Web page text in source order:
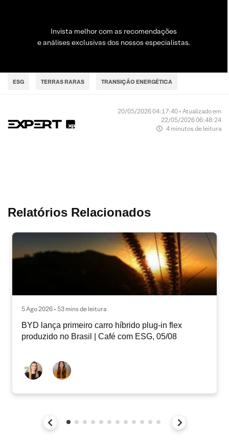
Invista melhor com as recomendações
e análises exclusivas dos nossos especialistas.
ESG TERRAS RARAS TRANSIÇÃO ENERGÉTICA
20/05/2026 04:17:40 • Atualizado em
22/05/2026 06:48:24
4 minutos de leitura
Relatórios Relacionados
5 Ago 2026 • 53 mins de leitura
BYD lança primeiro carro híbrido plug-in flex
produzido no Brasil | Café com ESG, 05/08